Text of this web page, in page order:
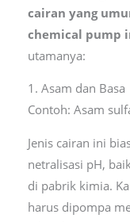
cairan yang
chemical pump
utamanya:
1. Asam dan Basa
Contoh: Asam
Jenis cairan ini
netralisasi pH,
di pabrik kimia.
harus dipompa